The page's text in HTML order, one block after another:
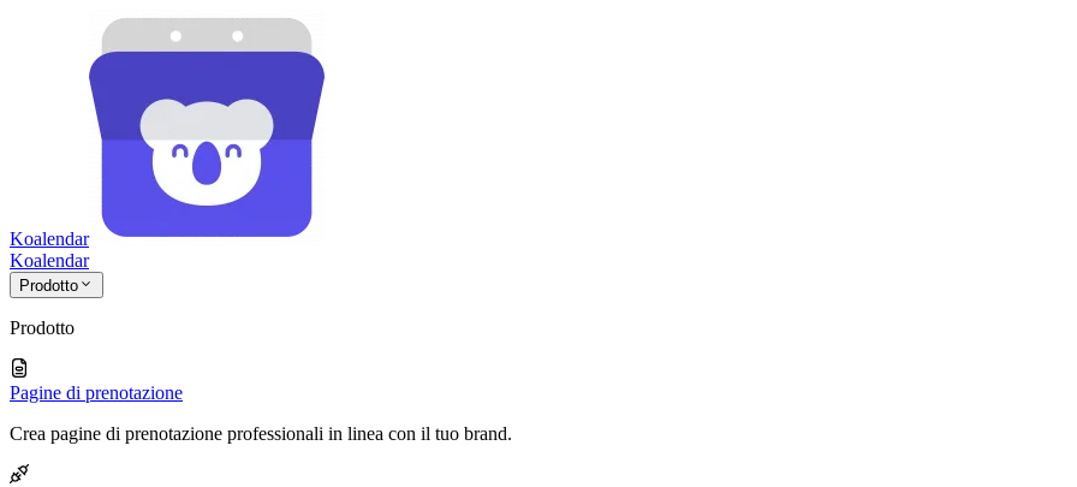
Koalendar
Koalendar
Prodotto
Prodotto
Pagine di prenotazione
Crea pagine di prenotazione professionali in linea con il tuo brand.